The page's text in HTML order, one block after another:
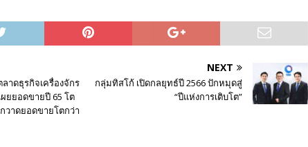
าดธุรกิจเครื่องจักร
ยยอดขายปี 65 โต
วาดยอดขายโตกว่า
NEXT
กลุ่มทิสโก้ เปิดกลยุทธ์ปี 2566 ปักหมุดสู่
“ปีแห่งการเติบโต”